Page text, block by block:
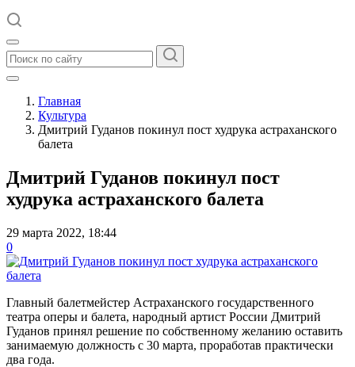
Главная
Культура
Дмитрий Гуданов покинул пост худрука астраханского
балета
Дмитрий Гуданов покинул пост
худрука астраханского балета
29 марта 2022, 18:44
0
Главный балетмейстер Астраханского государственного
театра оперы и балета, народный артист России Дмитрий
Гуданов принял решение по собственному желанию оставить
занимаемую должность с 30 марта, проработав практически
два года.